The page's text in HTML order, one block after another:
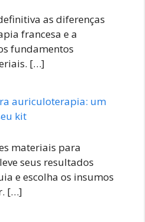
as diferenças
francesa e a
fundamentos
[…]
auriculoterapia: um
kit
materiais para
seus resultados
e escolha os insumos
[…]